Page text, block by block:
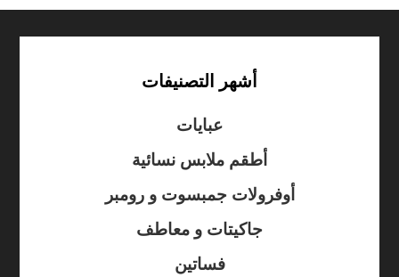
أشهر التصنيفات
عبايات
أطقم ملابس نسائية
أوفرولات جمبسوت و رومبر
جاكيتات و معاطف
فساتين